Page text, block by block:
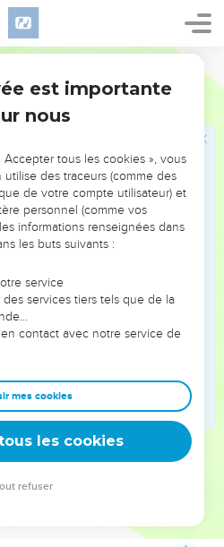
gloire.
elles, Et j'enverrai leurs
Tarsis, à Pul et à Lud, qui tirent
Aux îles lointaines, Qui jamais
Et qui n'ont pas vu ma gloire ; Et
les nations.
du milieu de toutes les
Sur des chevaux, des chars
et des dromadaires, A ma
dit l'Éternel, Comme les
offrande, Dans un vase pur, A
eux Des sacrificateurs, des
cieux Et la nouvelle terre que je
moi, dit l'Éternel, Ainsi
et votre nom.
à chaque sabbat, Toute chair
moi, dit l'Éternel.
Les cadavres des hommes
; Car leur ver ne mourra
est importante
nous
tous les cookies », vous
des traceurs (comme des
de votre compte utilisateur) et
personnel (comme vos
informations renseignées dans
les buts suivants :
service
services tiers tels que de la
contact avec notre service de
mes cookies
les cookies
refuser